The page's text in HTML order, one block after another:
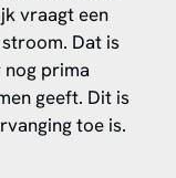
vraagt een
Dat is
nog prima
geeft. Dit is
toe is.